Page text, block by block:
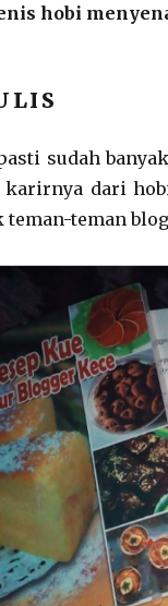
hobi
sudah
karirnya dari
teman-teman